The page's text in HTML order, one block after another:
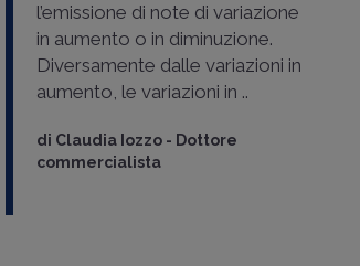
l’emissione di note di variazione
in aumento o in diminuzione.
Diversamente dalle variazioni in
aumento, le variazioni in ..
di Claudia Iozzo - Dottore
commercialista